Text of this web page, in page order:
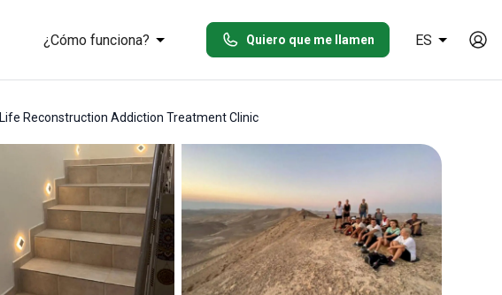
¿Cómo funciona? Quiero que me llamen ES
Life Reconstruction Addiction Treatment Clinic